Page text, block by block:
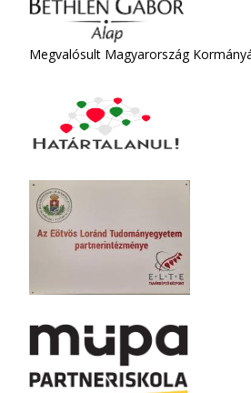
Megvalósult Magyarország